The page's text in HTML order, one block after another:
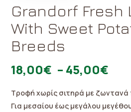
Grandorf Fresh
With Sweet
Breeds
18,00€ – 45,00€
Τροφή χωρίς σιτηρά με ζωντανά
Για μεσαίου έως μεγάλου